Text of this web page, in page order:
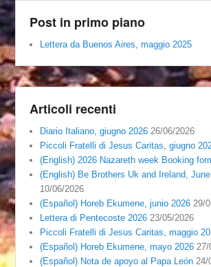
Post in primo piano
Lettera da Buenos Aires, maggio 2025
Articoli recenti
Diario Italiano, giugno 2026 26/06/2026
Piccoli Fratelli di Jesus Caritas, giugno
(English) 2026 Nazareth week Booking
(English) Be Brothers Uk and Ireland,
10/06/2026
(Español) Horeb Ekumene, junio 2026 29/
Lettera di Pentecoste 2026 23/05/2026
Piccoli Fratelli di Jesus Caritas, maggio
(Español) Horeb Ekumene, mayo 2026 27/
(Español) Nota de apoyo al Papa León 24/